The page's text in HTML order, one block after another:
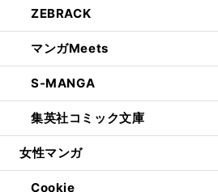
ZEBRACK
マンガMeets
S-MANGA
集英社コミック文庫
女性マンガ
Cookie